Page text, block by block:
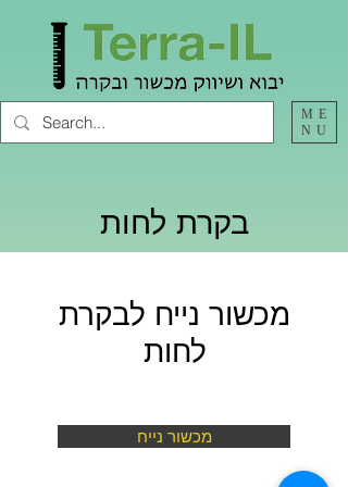
ME
NU
בקרת לחות
מכשור נייח לבקרת
לחות
מכשור נייח